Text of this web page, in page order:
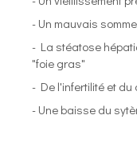
- Un mauvais
- La stéatose
"foie gras"
- De l'infertilité et
- Une baisse du